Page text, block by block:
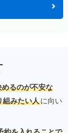
るのが不安な
組みたい人に向い